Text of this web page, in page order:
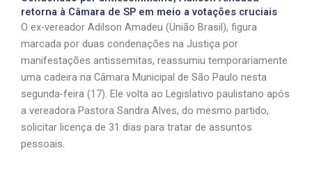
retorna à Câmara de SP em meio a votações cruciais
O ex-vereador Adilson Amadeu (União Brasil), figura
marcada por duas condenações na Justiça por
manifestações antissemitas, reassumiu temporariamente
uma cadeira na Câmara Municipal de São Paulo nesta
segunda-feira (17). Ele volta ao Legislativo paulistano após
a vereadora Pastora Sandra Alves, do mesmo partido,
solicitar licença de 31 dias para tratar de assuntos
pessoais.